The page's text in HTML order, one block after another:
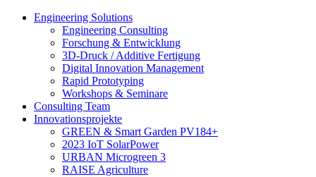
Engineering Solutions
Engineering Consulting
Forschung & Entwicklung
3D-Druck / Additive Fertigung
Digital Innovation Management
Rapid Prototyping
Workshops & Seminare
Consulting Team
Innovationsprojekte
GREEN & Smart Garden PV184+
2023 IoT SolarPower
URBAN Microgreen 3
RAISE Agriculture